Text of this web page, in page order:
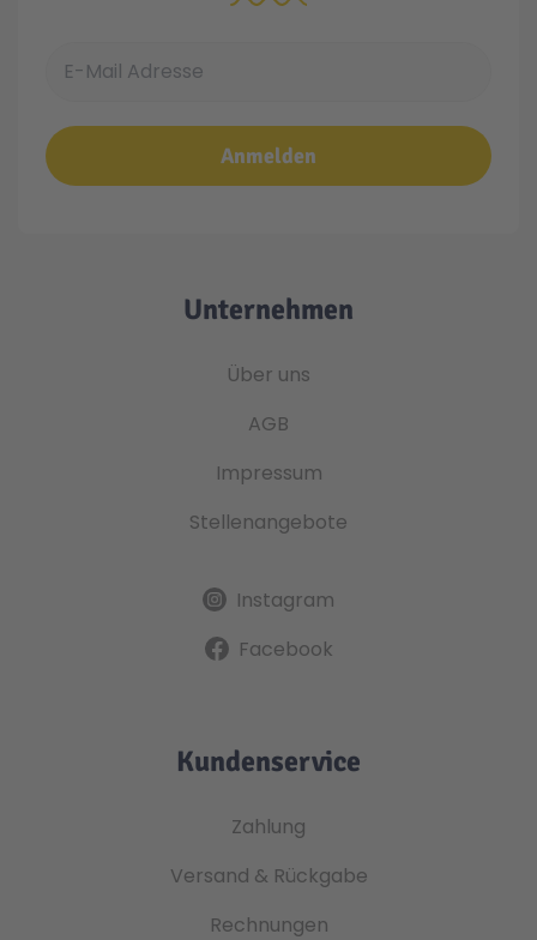
Anmelden
Unternehmen
Über uns
AGB
Impressum
Stellenangebote
Instagram
Facebook
Kundenservice
Zahlung
Versand & Rückgabe
Rechnungen